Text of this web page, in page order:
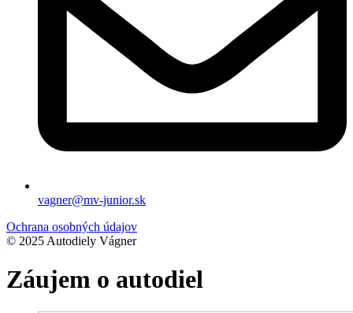
vagner@mv-junior.sk
Ochrana osobných údajov
© 2025 Autodiely Vágner
Záujem o autodiel